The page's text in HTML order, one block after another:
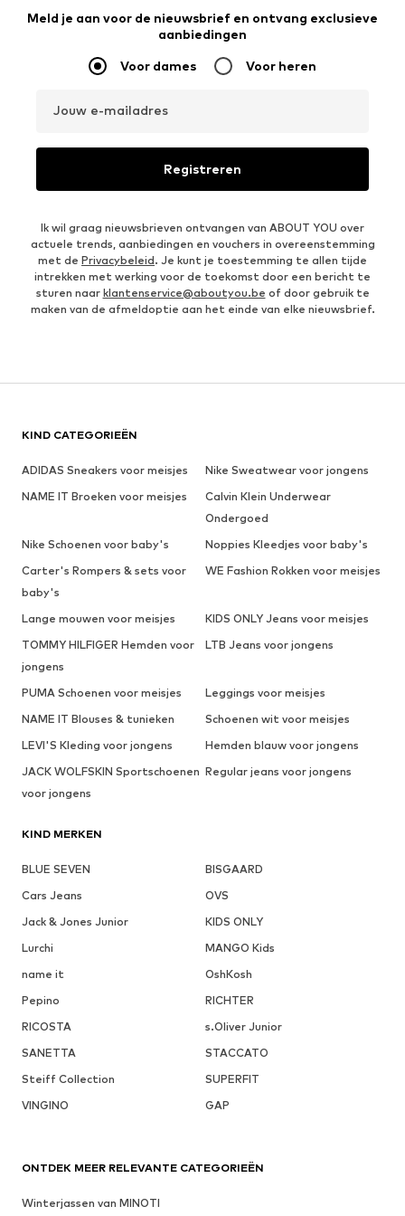
Meld je aan voor de nieuwsbrief en ontvang exclusieve
aanbiedingen
Voor dames Voor heren
Jouw e-mailadres
Registreren
Ik wil graag nieuwsbrieven ontvangen van ABOUT YOU over
actuele trends, aanbiedingen en vouchers in overeenstemming
met de Privacybeleid. Je kunt je toestemming te allen tijde
intrekken met werking voor de toekomst door een bericht te
sturen naar klantenservice@aboutyou.be of door gebruik te
maken van de afmeldoptie aan het einde van elke nieuwsbrief.
KIND CATEGORIEËN
ADIDAS Sneakers voor meisjes
Nike Sweatwear voor jongens
NAME IT Broeken voor meisjes
Calvin Klein Underwear
Ondergoed
Nike Schoenen voor baby's
Noppies Kleedjes voor baby's
Carter's Rompers & sets voor
baby's
WE Fashion Rokken voor meisjes
Lange mouwen voor meisjes
KIDS ONLY Jeans voor meisjes
TOMMY HILFIGER Hemden voor
jongens
LTB Jeans voor jongens
PUMA Schoenen voor meisjes
Leggings voor meisjes
NAME IT Blouses & tunieken
Schoenen wit voor meisjes
LEVI'S Kleding voor jongens
Hemden blauw voor jongens
JACK WOLFSKIN Sportschoenen
voor jongens
Regular jeans voor jongens
KIND MERKEN
BLUE SEVEN
BISGAARD
Cars Jeans
OVS
Jack & Jones Junior
KIDS ONLY
Lurchi
MANGO Kids
name it
OshKosh
Pepino
RICHTER
RICOSTA
s.Oliver Junior
SANETTA
STACCATO
Steiff Collection
SUPERFIT
VINGINO
GAP
ONTDEK MEER RELEVANTE CATEGORIEËN
Winterjassen van MINOTI